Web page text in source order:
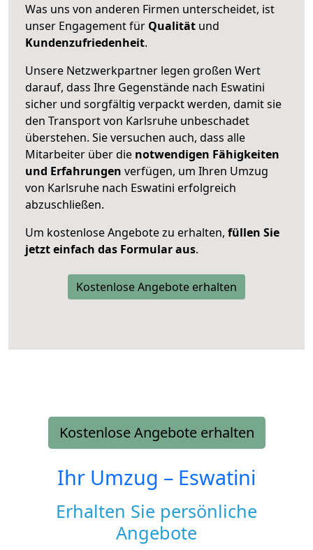
Was uns von anderen Firmen unterscheidet, ist
unser Engagement für Qualität und
Kundenzufriedenheit.
Unsere Netzwerkpartner legen großen Wert
darauf, dass Ihre Gegenstände nach Eswatini
sicher und sorgfältig verpackt werden, damit sie
den Transport von Karlsruhe unbeschadet
überstehen. Sie versuchen auch, dass alle
Mitarbeiter über die notwendigen Fähigkeiten
und Erfahrungen verfügen, um Ihren Umzug
von Karlsruhe nach Eswatini erfolgreich
abzuschließen.
Um kostenlose Angebote zu erhalten, füllen Sie
jetzt einfach das Formular aus.
Kostenlose Angebote erhalten
Kostenlose Angebote erhalten
Ihr Umzug – Eswatini
Erhalten Sie persönliche
Angebote